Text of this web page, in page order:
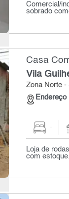
Comercial/
sobrado
Casa
Vila
Zona Norte -
-
Loja de
com